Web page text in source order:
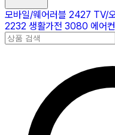
모바일/웨어러블 2427 TV/
2232 생활가전 3080 에어